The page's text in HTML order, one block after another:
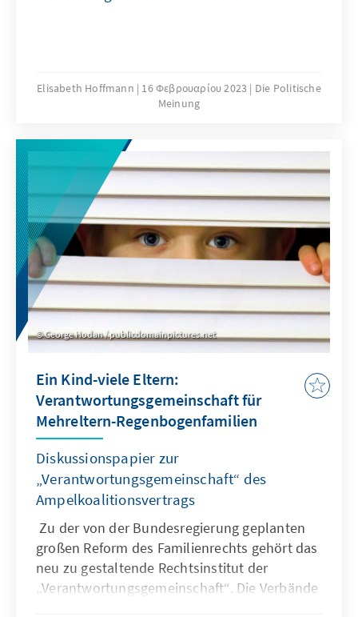
Elisabeth Hoffmann 16 Φεβρουαρίου 2023
Die Politische
Meinung
George Hodan / publicdomainpictures.net
Ein Kind-viele Eltern:
Verantwortungsgemeinschaft für
Mehreltern-Regenbogenfamilien
Diskussionspapier zur
„Verantwortungsgemeinschaft“ des
Ampelkoalitionsvertrags
Zu der von der Bundesregierung geplanten
großen Reform des Familienrechts gehört das
neu zu gestaltende Rechtsinstitut der
„Verantwortungsgemeinschaft“. Die Verbände